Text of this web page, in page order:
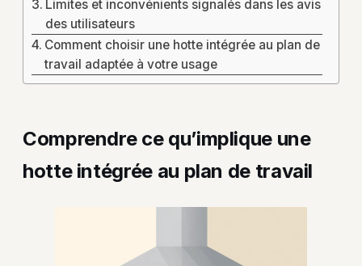
Limites et inconvénients signalés dans les avis
des utilisateurs
Comment choisir une hotte intégrée au plan de
travail adaptée à votre usage
Comprendre ce qu’implique une
hotte intégrée au plan de travail